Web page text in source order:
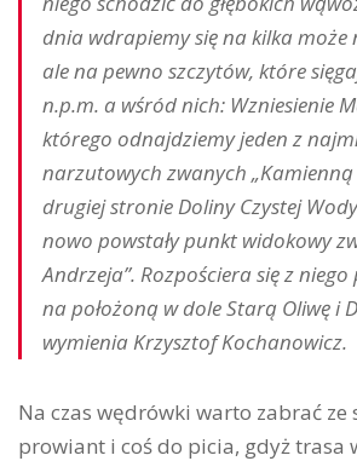
dnia wdrapiemy się na kilka może
ale na pewno szczytów, które
n.p.m. a wśród nich: Wzniesienie
którego odnajdziemy jeden z
narzutowych zwanych „Kamienną
drugiej stronie Doliny Czystej
nowo powstały punkt widokowy
Andrzeja”. Rozpościera się z
na położoną w dole Starą Oliwę i
wymienia Krzysztof Kochanowicz.
Na czas wędrówki warto zabrać ze
prowiant i coś do picia, gdyż trasa